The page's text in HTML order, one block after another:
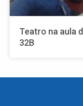
Teatro na aula
32B